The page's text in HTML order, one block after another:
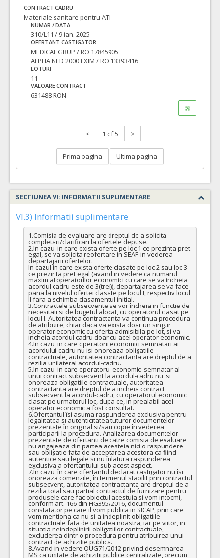
CONTRACT CADRU
Materiale sanitare pentru ATI
NUMAR / DATA
310/L11 / 9 ian. 2025
OFERTANT CASTIGATOR
MEDICAL GRUP / RO 17845905
ALPHA NED 2000 EXIM / RO 13393416
LOTURI
11
VALOARE CONTRACT
631488 RON
< 1 of 5 >
Prima pagina Ultima pagina
SECTIUNEA VI: INFORMATII SUPLIMENTARE
VI.3) Informatii suplimentare
1.Comisia de evaluare are dreptul de a solicita
completari/clarificari la ofertele depuse.
2.In cazul in care exista oferte pe loc 1 ce prezinta pret
egal, se va solicita reofertare in SEAP in vederea
departajarii ofertelor.
In cazul in care exista oferte clasate pe loc 2 sau loc 3
ce prezinta pret egal (avand in vedere ca numarul
maxim al operatorilor economici cu care se va incheia
acordul cadru este de 3(trei)), departajarea se va face
pana la nivelul ofertei clasate pe locul I, respectiv locul
II fara a schimba clasamentul initial.
3.Contractele subsecvente se vor încheia in functie de
necesitati si de bugetul alocat, cu operatorul clasat pe
locul I. Autoritatea contractanta va continua procedura
de atribuire, chiar daca va exista doar un singur
operator economic cu oferta admisibila pe lot, si va
incheia acordul cadru doar cu acel operator economic.
4.In cazul in care operatorii economici semnatari ai
acordului-cadru nu isi onoreaza obligatiile
contractuale, autoritatea contractanta are dreptul de a
rezilia unilateral acordul-cadru.
5.In cazul in care operatorul economic  semnatar al
unui contract subsecvent la acordul-cadru nu isi
onoreaza obligatiile contractuale, autoritatea
contractanta are dreptul de a incheia contract
subsecvent la acordul-cadru, cu operatorul economic
clasat pe urmatorul loc, dupa ce, in prealabil acel
operator economic a fost consultat.
6.Ofertantul îsi asuma raspunderea exclusiva pentru
legalitatea si autenticitatea tuturor documentelor
prezentate în original si/sau copie în vederea
participarii la procedura. Analizarea documentelor
prezentate de ofertanti de catre comisia de evaluare
nu angajeaza din partea acesteia nici o raspundere
sau obligatie fata de acceptarea acestora ca fiind
autentice sau legale si nu înlatura raspunderea
exclusiva a ofertantului sub acest aspect.
7.În cazul în care ofertantul declarat castigator nu îsi
onoreaza comenzile, în termenul stabilit prin contractul
subsecvent, autoritatea contractanta are dreptul de a
rezilia total sau partial contractul de furnizare pentru
produsele care fac obiectul acestuia si vom intocmi,
conform art. 166 din HG395/2016, documentul
constatator pe care il vom publica in SICAP, prin care
vom mentiona ca nu si-a indeplinit obligatiile
contractuale fata de unitatea noastra, iar pe viitor, in
situatia neindeplinirii obligatiilor contractuale,
excluderea dintr-o procedura pentru atribuirea unui
contract de achizitie publica.
8.Avand in vedere OUG71/2012 privind desemnarea
MS ca unitate de achizitii publice centralizate, precum